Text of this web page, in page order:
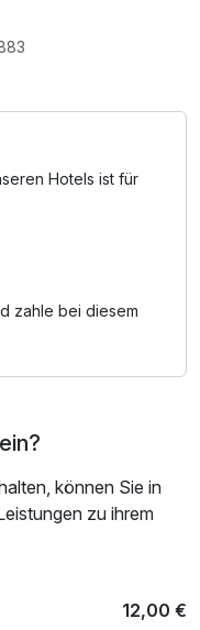
am großen
mit dem man in
nutzen
als Sahnestück
im Leonardo Royal
der
am Main
5090)
Museen und
des
Hotels ist für
zahle bei diesem
können Sie in
zu ihrem
12,00 €